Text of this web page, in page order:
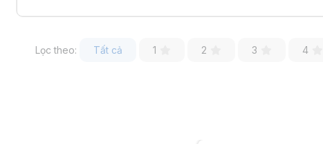
Lọc theo: Tất cả 1 2 3 4